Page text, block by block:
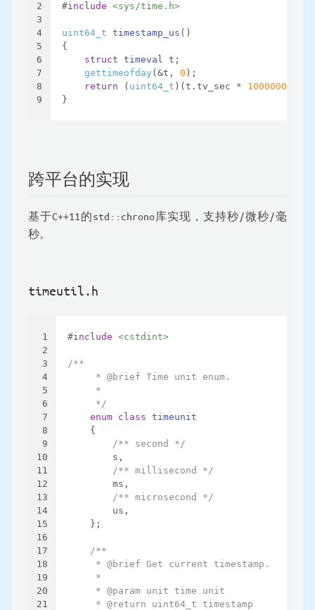
2
3
4
5
6
7
8
9
#include <sys/time.h>
uint64_t timestamp_us ()
{
struct timeval t;
gettimeofday (&t, 0 );
return ( uint64_t )(t.tv_sec * 1000000ULL
}
跨平台的实现
基于C++11的std::chrono库实现，支持秒/微秒/毫
秒。
timeutil.h
1
2
3
4
5
6
7
8
9
10
11
12
13
14
15
16
17
18
19
20
21
#include <cstdint>
/**
     * @brief Time unit enum.
     *
     */
enum class timeunit
    {
/** second */
        s,
/** millisecond */
        ms,
/** microsecond */
        us,
    };
/**
     * @brief Get current timestamp.
     *
     * @param unit time unit
     * @return uint64_t timestamp